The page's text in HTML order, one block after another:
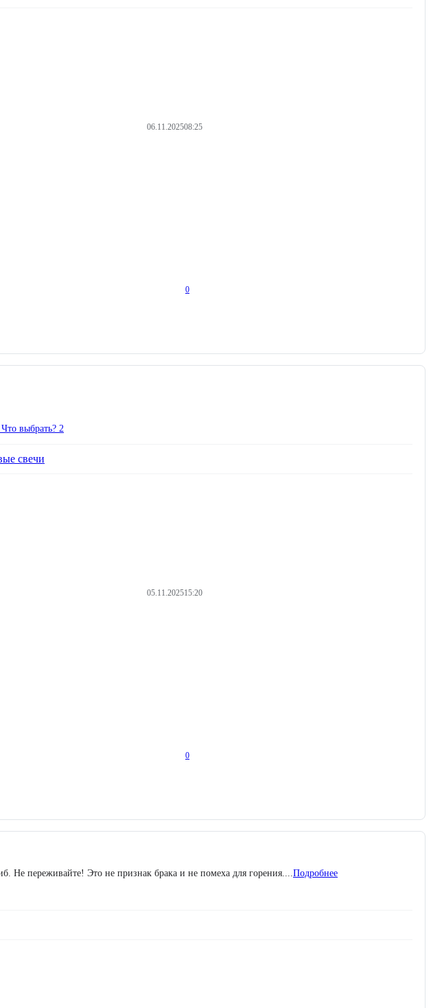
06.11.202508:25
0
свечи
05.11.202515:20
0
Не переживайте! Это не признак брака и не помеха для горения....Подробнее